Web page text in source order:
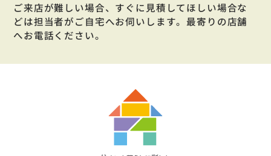
ご来店が難しい場合、すぐに見積してほしい場合な
どは担当者がご自宅へお伺いします。最寄りの店舗
へお電話ください。